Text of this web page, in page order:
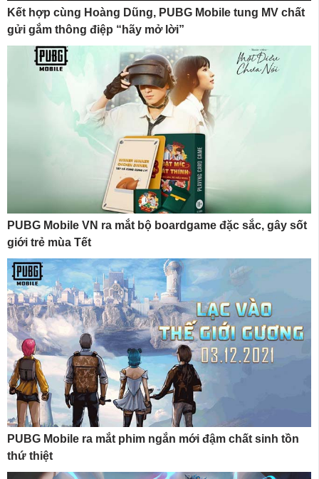
Kết hợp cùng Hoàng Dũng, PUBG Mobile tung MV chất
gửi gắm thông điệp “hãy mở lời”
PUBG Mobile VN ra mắt bộ boardgame đặc sắc, gây sốt
giới trẻ mùa Tết
PUBG Mobile ra mắt phim ngắn mới đậm chất sinh tồn
thứ thiệt